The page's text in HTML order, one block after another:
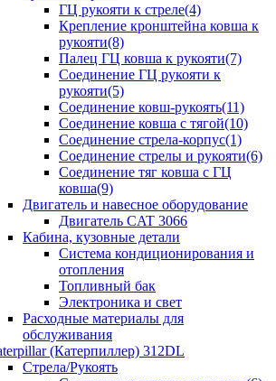
ГЦ рукояти к стреле(4)
Крепление кронштейна ковша к
рукояти(8)
Палец ГЦ ковша к рукояти(7)
Соединение ГЦ рукояти к
рукояти(5)
Соединение ковш-рукоять(11)
Соединение ковша с тягой(10)
Соединение стрела-корпус(1)
Соединение стрелы и рукояти(6)
Соединение тяг ковша с ГЦ
ковша(9)
Двигатель и навесное оборудование
Двигатель CAT 3066
Кабина, кузовные детали
Система кондиционирования и
отопления
Топливный бак
Электроника и свет
Расходные материалы для
обслуживания
(Катерпиллер) 312DL
Стрела/Рукоять